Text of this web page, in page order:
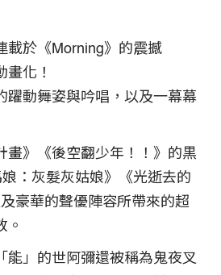
載於《Morning》的震撼
畫化！
躍動舞姿與吟唱，以及一幕幕
畫》《後空翻少年！！》的黒
：灰髮灰姑娘》《光逝去的
豪華的聲優陣容所帶來的超
。
能」的世阿彌還被稱為鬼夜叉